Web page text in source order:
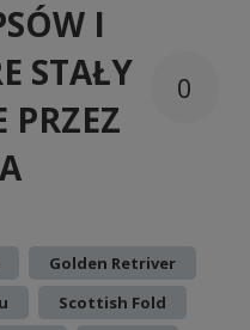
I
STAŁY
PRZEZ
0
Golden Retriver
Scottish Fold